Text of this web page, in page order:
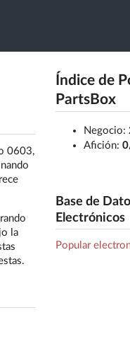
0603,
la
Índice de
PartsBox
Negocio:
Afición:
Base de
Electrónicos
Popular